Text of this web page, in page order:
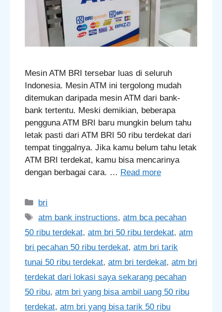
Mesin ATM BRI tersebar luas di seluruh
Indonesia. Mesin ATM ini tergolong mudah
ditemukan daripada mesin ATM dari bank-
bank tertentu. Meski demikian, beberapa
pengguna ATM BRI baru mungkin belum tahu
letak pasti dari ATM BRI 50 ribu terdekat dari
tempat tinggalnya. Jika kamu belum tahu letak
ATM BRI terdekat, kamu bisa mencarinya
dengan berbagai cara. … Read more
Categories
bri
Tags
atm bank instructions,atm bca pecahan
50 ribu terdekat, atm bri 50 ribu terdekat, atm
bri pecahan 50 ribu terdekat, atm bri tarik
tunai 50 ribu terdekat, atm bri terdekat, atm bri
terdekat dari lokasi saya sekarang pecahan
50 ribu, atm bri yang bisa ambil uang 50 ribu
terdekat, atm bri yang bisa tarik 50 ribu